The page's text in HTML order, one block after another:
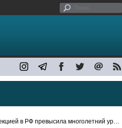
превысила многолетний уровень в 19,3 раза